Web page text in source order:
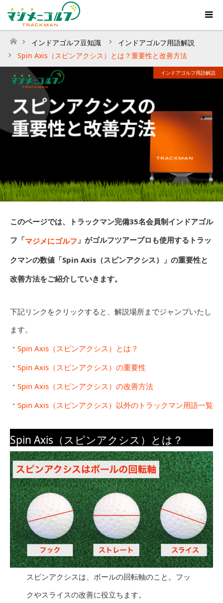
ホームインドアゴルフ豆知識
インドアゴルフ用語解説
Spin Axis（スピンアクシス）とは？重要性と改善方法
インドアゴルフ用語解説
このページでは、トラックマン完備35名会員制インドアゴル
フ「マジメにゴルフ 」がゴルフツアープロも使用するトラッ
クマンの数値「Spin Axis（スピンアクシス）」の重要性と
改善方法をご紹介していきます。
下記リンクをクリックすると、解説場所までジャンプいたし
ます。
・ Spin Axis（スピンアクシス）とは？
・ Spin Axis（スピンアクシス）の重要性
・ Spin Axis（スピンアクシス）の改善方法
・ Spin Axis（スピンアクシス）以外のトラックマン用語一覧
Spin Axis（スピンアクシス）とは？
スピンアクシスは、ボールの回転軸のこと。フッ
クやスライスの改善に役立ちます。